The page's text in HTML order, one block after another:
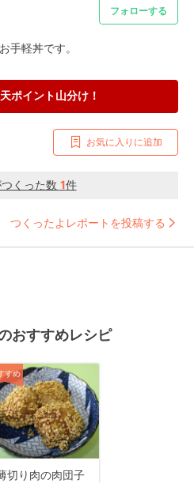
フォローする
手軽丼です。
ポイント山分け！
お気に入りに追加
くった数 1件
つくったよレポートを投稿する
おすすめレシピ
すめ
切り肉の肉団子